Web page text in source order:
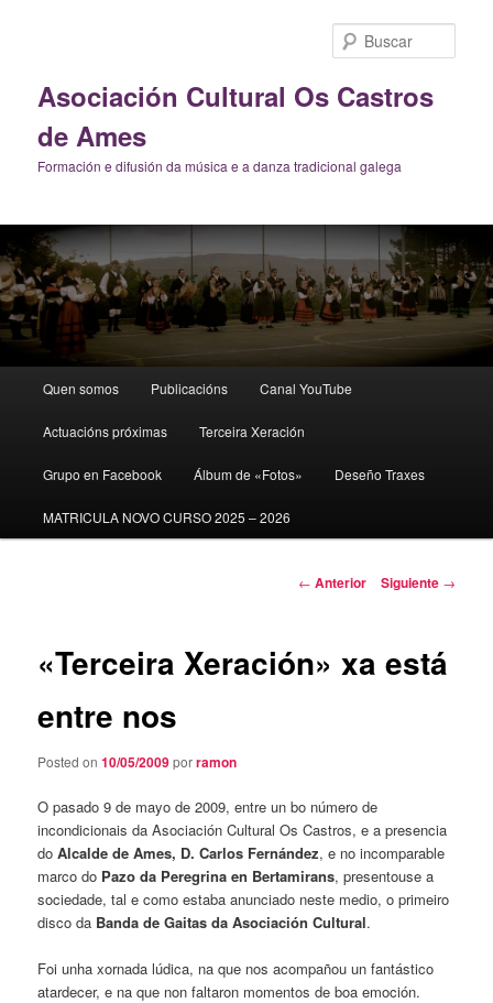
Asociación Cultural Os Castros
de Ames
Formación e difusión da música e a danza tradicional galega
principal
Quen somos Publicacións Canal YouTube
Actuacións próximas Terceira Xeración
Grupo en Facebook Álbum de «Fotos» Deseño Traxes
MATRICULA NOVO CURSO 2025 – 2026
Navegación
← Anterior Siguiente →
«Terceira Xeración» xa está
entre nos
Posted on10/05/2009porramon
O pasado 9 de mayo de 2009, entre un bo número de
incondicionais da Asociación Cultural Os Castros, e a presencia
doAlcalde de Ames, D. Carlos Fernández, e no incomparable
marco do Pazo da Peregrina en Bertamirans, presentouse a
sociedade, tal e como estaba anunciado neste medio, o primeiro
disco da Banda de Gaitas da Asociación Cultural.
Foi unha xornada lúdica, na que nos acompañou un fantástico
atardecer, e na que non faltaron momentos de boa emoción.